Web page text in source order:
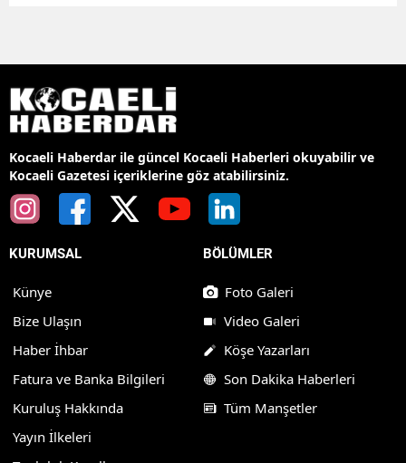
Kocaeli Haberdar ile güncel Kocaeli Haberleri okuyabilir ve
Kocaeli Gazetesi içeriklerine göz atabilirsiniz.
KURUMSAL
Künye
Bize Ulaşın
Haber İhbar
Fatura ve Banka Bilgileri
Kuruluş Hakkında
Yayın İlkeleri
BÖLÜMLER
Foto Galeri
Video Galeri
Köşe Yazarları
Son Dakika Haberleri
Tüm Manşetler